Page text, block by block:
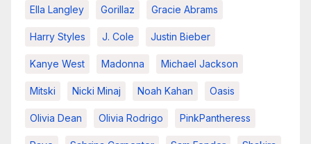
Ella Langley Gorillaz Gracie Abrams
Harry Styles J. Cole Justin Bieber
Kanye West Madonna Michael Jackson
Mitski Nicki Minaj Noah Kahan Oasis
Olivia Dean Olivia Rodrigo PinkPantheress